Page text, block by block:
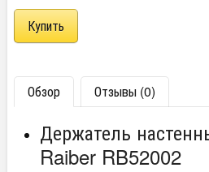
Обзор Отзывы (0)
Держатель
Raiber RB52002